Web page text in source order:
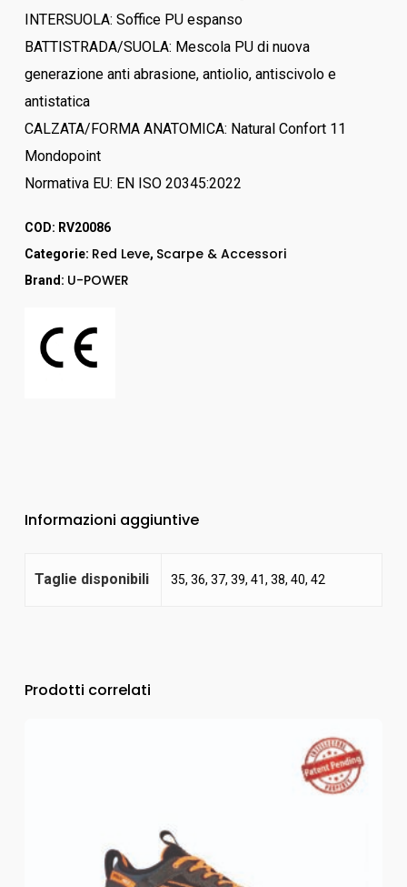
INTERSUOLA: Soffice PU espanso
BATTISTRADA/SUOLA: Mescola PU di nuova
generazione anti abrasione, antiolio, antiscivolo e
antistatica
CALZATA/FORMA ANATOMICA: Natural Confort 11
Mondopoint
Normativa EU: EN ISO 20345:2022
COD: RV20086
Categorie: Red Leve, Scarpe & Accessori
Brand: U-POWER
Informazioni aggiuntive
Taglie disponibili 35, 36, 37, 39, 41, 38, 40, 42
Prodotti correlati